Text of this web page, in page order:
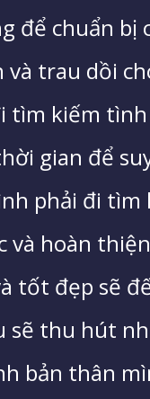
để chuẩn
trau dồi
tìm kiếm
gian để
phải đi
và hoàn
tốt đẹp sẽ
sẽ thu hút
bản thân